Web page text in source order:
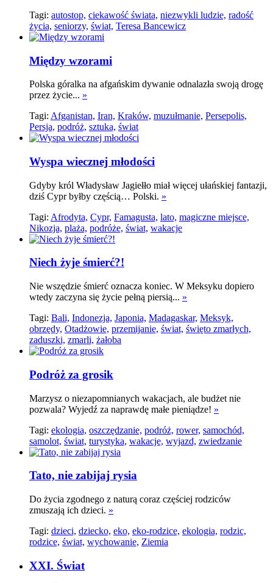
Tagi: autostop, ciekawość świata, niezwykli ludzie, radość
życia, seniorzy, świat, Teresa Bancewicz
Między wzorami
Polska góralka na afgańskim dywanie odnalazła swoją drogę
przez życie... »
Tagi: Afganistan, Iran, Kraków, muzułmanie, Persepolis,
Persja, podróż, sztuka, świat
Wyspa wiecznej młodości
Gdyby król Władysław Jagiełło miał więcej ułańskiej fantazji,
dziś Cypr byłby częścią… Polski. »
Tagi: Afrodyta, Cypr, Famagusta, lato, magiczne miejsce,
Nikozja, plaża, podróże, świat, wakacje
Niech żyje śmierć?!
Nie wszędzie śmierć oznacza koniec. W Meksyku dopiero
wtedy zaczyna się życie pełną piersią... »
Tagi: Bali, Indonezja, Japonia, Madagaskar, Meksyk,
obrzędy, Otadżowie, przemijanie, świat, święto zmarłych,
zaduszki, zmarli, żałoba
Podróż za grosik
Marzysz o niezapomnianych wakacjach, ale budżet nie
pozwala? Wyjedź za naprawdę małe pieniądze! »
Tagi: ekologia, oszczędzanie, podróż, rower, samochód,
samolot, świat, turystyka, wakacje, wyjazd, zwiedzanie
Tato, nie zabijaj rysia
Do życia zgodnego z naturą coraz częściej rodziców
zmuszają ich dzieci. »
Tagi: dzieci, dziecko, eko, eko-rodzice, ekologia, rodzic,
rodzice, świat, wychowanie, Ziemia
XXI. Świat